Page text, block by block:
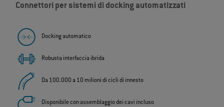
FAQ
Connettori per sistemi di docking automatizzati
Docking automatico
Robusta interfaccia ibrida
Da 100.000 a 10 milioni di cicli di innesto
Disponibile con assemblaggio dei cavi incluso